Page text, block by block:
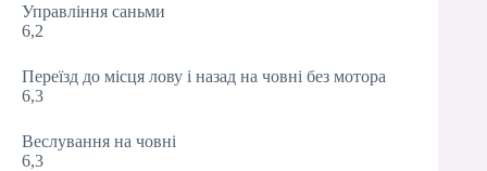
Управління саньми
6,2
Переїзд до місця лову і назад на човні без мотора
6,3
Веслування на човні
6,3